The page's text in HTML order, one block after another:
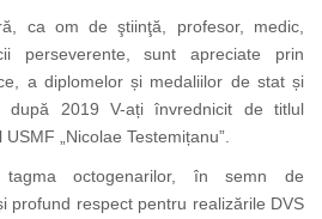
ca om de ştiinţă, profesor, medic,
perseverente, sunt apreciate prin
a diplomelor și medaliilor de stat și
după 2019 V-ați învrednicit de titlul
„Nicolae Testemițanu”.
octogenarilor, în semn de
profund respect pentru realizările DVS